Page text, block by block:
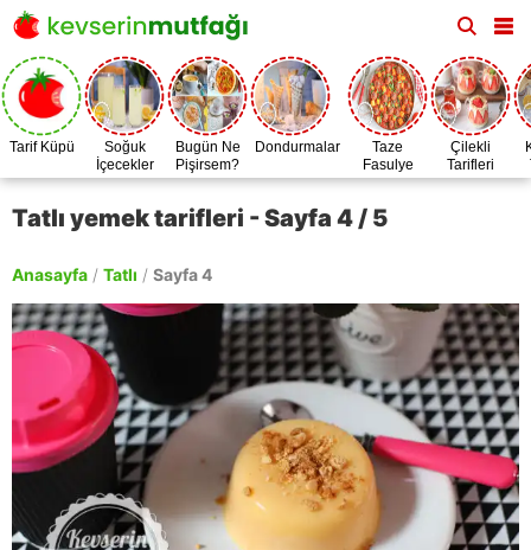
Tarif Küpü
Soğuk
İçecekler
Bugün Ne
Pişirsem?
Dondurmalar
Taze
Fasulye
Zamanı
Çilekli
Tarifleri
Tatlı yemek tarifleri - Sayfa 4 / 5
Anasayfa / Tatlı / Sayfa 4